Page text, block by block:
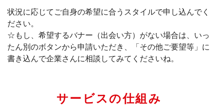
状況に応じてご自身の希望に合うスタイルで申し込んでく
ださい。
☆もし、希望するバナー（出会い方）がない場合は、いっ
たん別のボタンから申請いただき、「その他ご要望等」に
書き込んで企業さんに相談してみてくださいね。
サービスの仕組み